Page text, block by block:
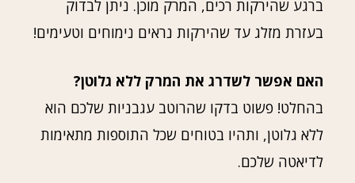
ברגע שהירקות רכים, המרק מוכן. ניתן לבדוק
בעזרת מזלג עד שהירקות נראים נימוחים וטעימים!
האם אפשר לשדרג את המרק ללא גלוטן?
בהחלט! פשוט בדקו שהרוטב עגבניות שלכם הוא
ללא גלוטן, ותהיו בטוחים שכל התוספות מתאימות
לדיאטה שלכם.